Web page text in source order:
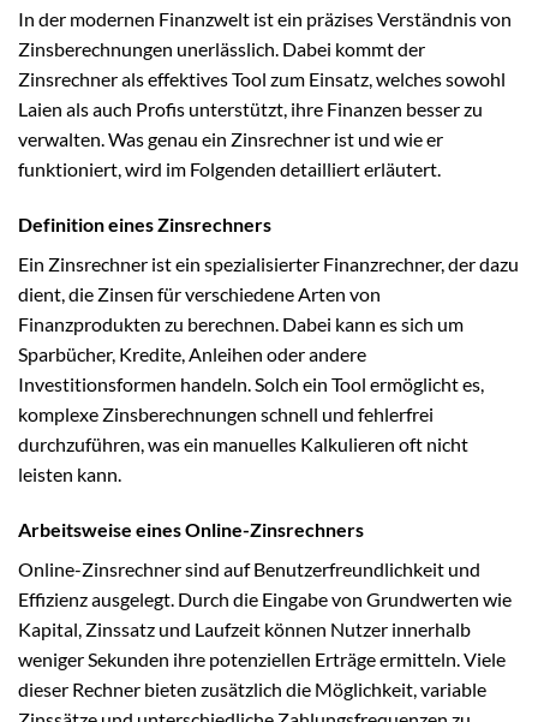
In der modernen Finanzwelt ist ein präzises Verständnis von
Zinsberechnungen unerlässlich. Dabei kommt der
Zinsrechner als effektives Tool zum Einsatz, welches sowohl
Laien als auch Profis unterstützt, ihre Finanzen besser zu
verwalten. Was genau ein Zinsrechner ist und wie er
funktioniert, wird im Folgenden detailliert erläutert.
Definition eines Zinsrechners
Ein Zinsrechner ist ein spezialisierter Finanzrechner, der dazu
dient, die Zinsen für verschiedene Arten von
Finanzprodukten zu berechnen. Dabei kann es sich um
Sparbücher, Kredite, Anleihen oder andere
Investitionsformen handeln. Solch ein Tool ermöglicht es,
komplexe Zinsberechnungen schnell und fehlerfrei
durchzuführen, was ein manuelles Kalkulieren oft nicht
leisten kann.
Arbeitsweise eines Online-Zinsrechners
Online-Zinsrechner sind auf Benutzerfreundlichkeit und
Effizienz ausgelegt. Durch die Eingabe von Grundwerten wie
Kapital, Zinssatz und Laufzeit können Nutzer innerhalb
weniger Sekunden ihre potenziellen Erträge ermitteln. Viele
dieser Rechner bieten zusätzlich die Möglichkeit, variable